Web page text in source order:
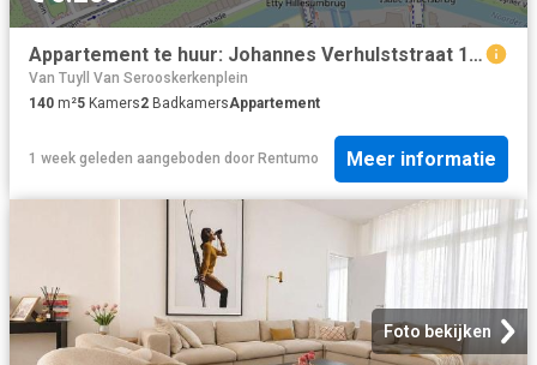
Appartement te huur: Johannes Verhulststraat 149 2 1071 NB Amsterdam
Van Tuyll Van Serooskerkenplein
140 m²5 Kamers2 BadkamersAppartement
1 week geleden aangeboden door Rentumo Meer informatie
Foto bekijken